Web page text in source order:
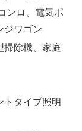
ンロ、電気ポ
ジワゴン
掃除機、家庭
トタイプ照明